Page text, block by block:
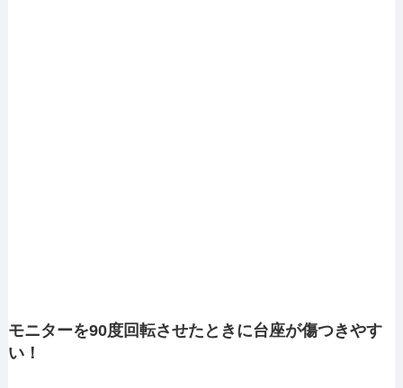
モニターを90度回転させたときに台座が傷つきやす
い！